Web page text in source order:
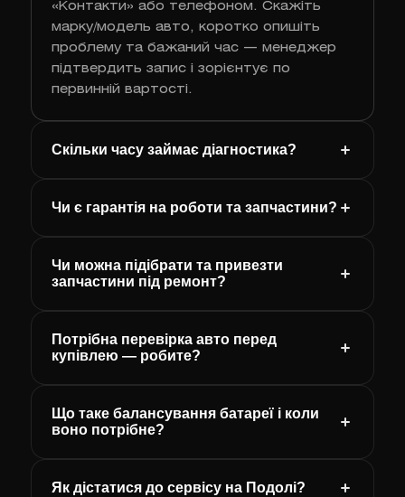
«Контакти» або телефоном. Скажіть
марку/модель авто, коротко опишіть
проблему та бажаний час — менеджер
підтвердить запис і зорієнтує по
первинній вартості.
Скільки часу займає діагностика?
Чи є гарантія на роботи та запчастини?
Чи можна підібрати та привезти
запчастини під ремонт?
Потрібна перевірка авто перед
купівлею — робите?
Що таке балансування батареї і коли
воно потрібне?
Як дістатися до сервісу на Подолі?